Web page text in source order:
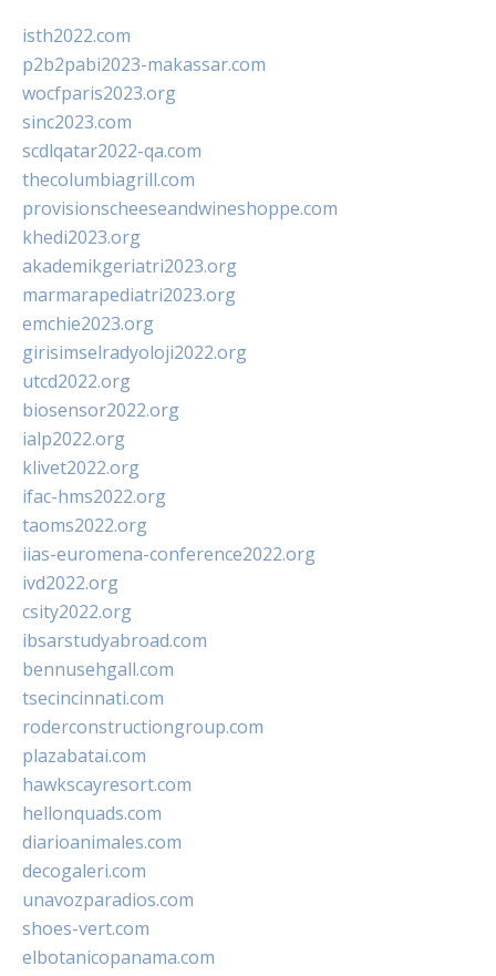
isth2022.com
p2b2pabi2023-makassar.com
wocfparis2023.org
sinc2023.com
scdlqatar2022-qa.com
thecolumbiagrill.com
provisionscheeseandwineshoppe.com
khedi2023.org
akademikgeriatri2023.org
marmarapediatri2023.org
emchie2023.org
girisimselradyoloji2022.org
utcd2022.org
biosensor2022.org
ialp2022.org
klivet2022.org
ifac-hms2022.org
taoms2022.org
iias-euromena-conference2022.org
ivd2022.org
csity2022.org
ibsarstudyabroad.com
bennusehgall.com
tsecincinnati.com
roderconstructiongroup.com
plazabatai.com
hawkscayresort.com
hellonquads.com
diarioanimales.com
decogaleri.com
unavozparadios.com
shoes-vert.com
elbotanicopanama.com